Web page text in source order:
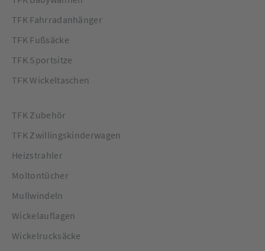
TFK Fahrradanhänger
TFK Fußsäcke
TFK Sportsitze
TFK Wickeltaschen
TFK Zubehör
TFK Zwillingskinderwagen
Heizstrahler
Moltontücher
Mullwindeln
Wickelauflagen
Wickelrucksäcke